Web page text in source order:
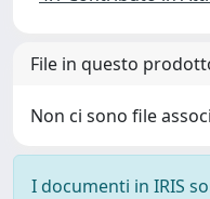
File in questo
Non ci sono file
I documenti in IRIS